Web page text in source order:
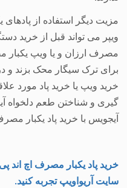
مزیت دیگر استفاده از
ویپر می تواند قبل از خرید
مصرف ارزان و یا ویپ یکبار
برای ترک سیگار محک بزند و
خرید ویپ یا خرید پاد مورد
گیری و شناختن طعم دلخواه
آیجویس با خرید پاد یکبار
خرید پاد یکبار مصرف اچ اند
سایت آریواویپ تجربه کنید.